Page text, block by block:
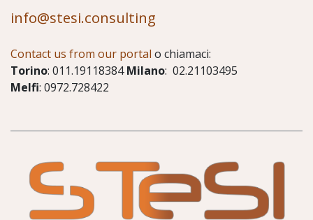
info@stesi.consulting
Contact us from our portal o chiamaci:
Torino: 011.19118384Milano: 02.21103495
Melfi: 0972.728422